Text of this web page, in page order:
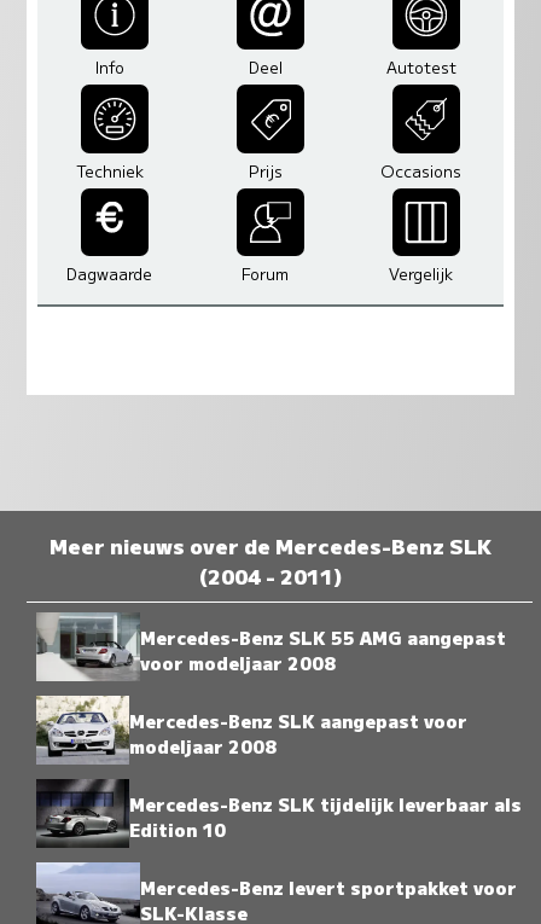
Info Deel Autotest
Techniek Prijs Occasions
Dagwaarde Forum Vergelijk
Meer nieuws over de Mercedes-Benz SLK
(2004 - 2011)
Mercedes-Benz SLK 55 AMG aangepast
voor modeljaar 2008
Mercedes-Benz SLK aangepast voor
modeljaar 2008
Mercedes-Benz SLK tijdelijk leverbaar als
Edition 10
Mercedes-Benz levert sportpakket voor
SLK-Klasse